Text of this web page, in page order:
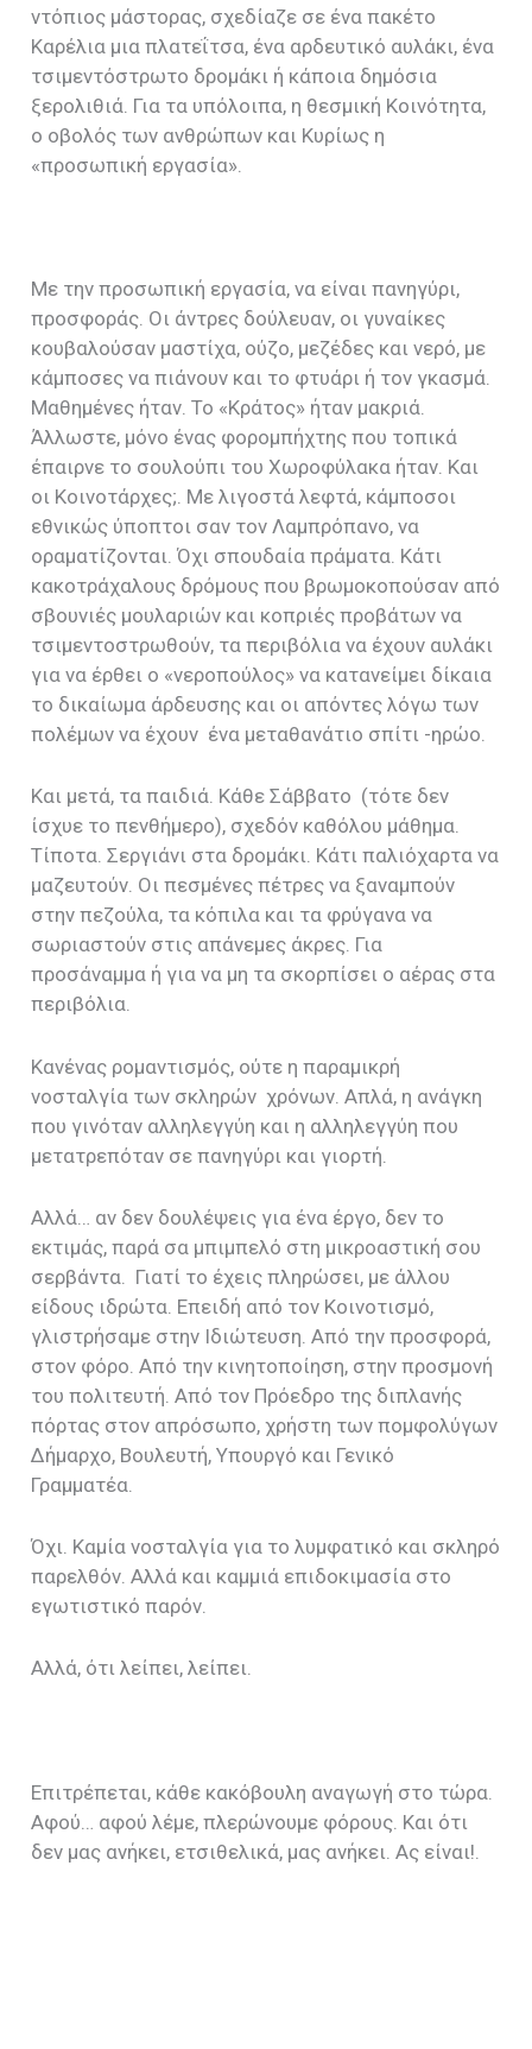
ντόπιος μάστορας, σχεδίαζε σε ένα πακέτο
Καρέλια μια πλατεΐτσα, ένα αρδευτικό αυλάκι, ένα
τσιμεντόστρωτο δρομάκι ή κάποια δημόσια
ξερολιθιά. Για τα υπόλοιπα, η θεσμική Κοινότητα,
ο οβολός των ανθρώπων και Κυρίως η
«προσωπική εργασία».
Με την προσωπική εργασία, να είναι πανηγύρι,
προσφοράς. Οι άντρες δούλευαν, οι γυναίκες
κουβαλούσαν μαστίχα, ούζο, μεζέδες και νερό, με
κάμποσες να πιάνουν και το φτυάρι ή τον γκασμά.
Μαθημένες ήταν. Το «Κράτος» ήταν μακριά.
Άλλωστε, μόνο ένας φορομπήχτης που τοπικά
έπαιρνε το σουλούπι του Χωροφύλακα ήταν. Και
οι Κοινοτάρχες;. Με λιγοστά λεφτά, κάμποσοι
εθνικώς ύποπτοι σαν τον Λαμπρόπανο, να
οραματίζονται. Όχι σπουδαία πράματα. Κάτι
κακοτράχαλους δρόμους που βρωμοκοπούσαν από
σβουνιές μουλαριών και κοπριές προβάτων να
τσιμεντοστρωθούν, τα περιβόλια να έχουν αυλάκι
για να έρθει ο «νεροπούλος» να κατανείμει δίκαια
το δικαίωμα άρδευσης και οι απόντες λόγω των
πολέμων να έχουν ένα μεταθανάτιο σπίτι -ηρώο.
Και μετά, τα παιδιά. Κάθε Σάββατο (τότε δεν
ίσχυε το πενθήμερο), σχεδόν καθόλου μάθημα.
Τίποτα. Σεργιάνι στα δρομάκι. Κάτι παλιόχαρτα να
μαζευτούν. Οι πεσμένες πέτρες να ξαναμπούν
στην πεζούλα, τα κόπιλα και τα φρύγανα να
σωριαστούν στις απάνεμες άκρες. Για
προσάναμμα ή για να μη τα σκορπίσει ο αέρας στα
περιβόλια.
Κανένας ρομαντισμός, ούτε η παραμικρή
νοσταλγία των σκληρών χρόνων. Απλά, η ανάγκη
που γινόταν αλληλεγγύη και η αλληλεγγύη που
μετατρεπόταν σε πανηγύρι και γιορτή.
Αλλά… αν δεν δουλέψεις για ένα έργο, δεν το
εκτιμάς, παρά σα μπιμπελό στη μικροαστική σου
σερβάντα. Γιατί το έχεις πληρώσει, με άλλου
είδους ιδρώτα. Επειδή από τον Κοινοτισμό,
γλιστρήσαμε στην Ιδιώτευση. Από την προσφορά,
στον φόρο. Από την κινητοποίηση, στην προσμονή
του πολιτευτή. Από τον Πρόεδρο της διπλανής
πόρτας στον απρόσωπο, χρήστη των πομφολύγων
Δήμαρχο, Βουλευτή, Υπουργό και Γενικό
Γραμματέα.
Όχι. Καμία νοσταλγία για το λυμφατικό και σκληρό
παρελθόν. Αλλά και καμμιά επιδοκιμασία στο
εγωτιστικό παρόν.
Αλλά, ότι λείπει, λείπει.
Επιτρέπεται, κάθε κακόβουλη αναγωγή στο τώρα.
Αφού… αφού λέμε, πλερώνουμε φόρους. Και ότι
δεν μας ανήκει, ετσιθελικά, μας ανήκει. Ας είναι!.